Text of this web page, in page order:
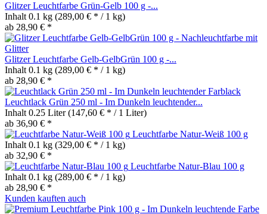
Glitzer Leuchtfarbe Grün-Gelb 100 g -...
Inhalt 0.1 kg (289,00 € * / 1 kg)
ab 28,90 € *
Glitzer Leuchtfarbe Gelb-GelbGrün 100 g -...
Inhalt 0.1 kg (289,00 € * / 1 kg)
ab 28,90 € *
Leuchtlack Grün 250 ml - Im Dunkeln leuchtender...
Inhalt 0.25 Liter(147,60 € * / 1 Liter)
ab 36,90 € *
Leuchtfarbe Natur-Weiß 100 g
Inhalt 0.1 kg (329,00 € * / 1 kg)
ab 32,90 € *
Leuchtfarbe Natur-Blau 100 g
Inhalt 0.1 kg (289,00 € * / 1 kg)
ab 28,90 € *
Kunden kauften auch